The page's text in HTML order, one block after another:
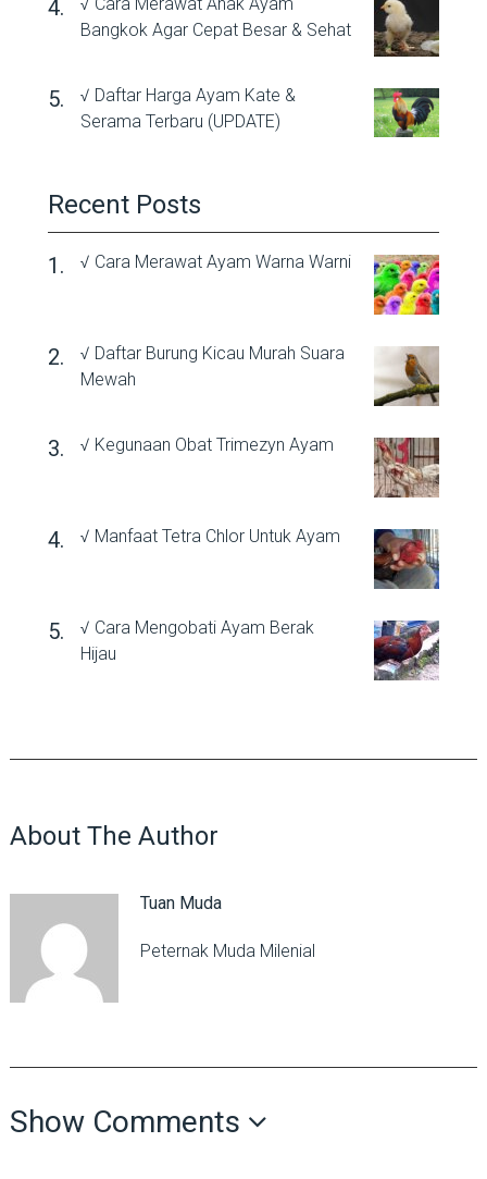
Bangkok Agar Cepat Besar & Sehat
√ Daftar Harga Ayam Kate &
Serama Terbaru (UPDATE)
Recent Posts
√ Cara Merawat Ayam Warna Warni
√ Daftar Burung Kicau Murah Suara
Mewah
√ Kegunaan Obat Trimezyn Ayam
√ Manfaat Tetra Chlor Untuk Ayam
√ Cara Mengobati Ayam Berak
Hijau
About The Author
Tuan Muda
Peternak Muda Milenial
Show Comments